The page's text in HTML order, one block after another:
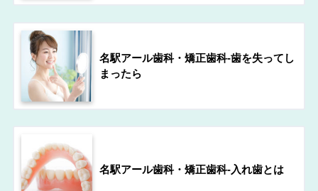
名駅アール歯科・矯正歯科-歯を失ってし
まったら
名駅アール歯科・矯正歯科-入れ歯とは